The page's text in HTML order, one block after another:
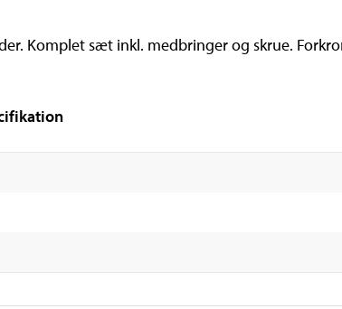
Komplet sæt inkl. medbringer og skrue.